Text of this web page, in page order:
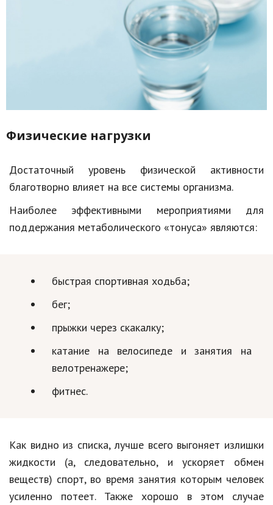
Физические нагрузки
Достаточный уровень физической активности
благотворно влияет на все системы организма.
Наиболее эффективными мероприятиями для
поддержания метаболического «тонуса» являются:
быстрая спортивная ходьба;
бег;
прыжки через скакалку;
катание на велосипеде и занятия на
велотренажере;
фитнес.
Как видно из списка, лучше всего выгоняет излишки
жидкости (а, следовательно, и ускоряет обмен
веществ) спорт, во время занятия которым человек
усиленно потеет. Также хорошо в этом случае